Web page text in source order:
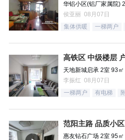
华铝小区(铝厂家属院)
侯亚丽 08月07日
集体供暖 一梯两户
高铁区 中级楼层
天地新城启承 2室 93㎡
李振红 08月07日
一梯两户 有电梯
范阳主路 品质小
惠友钻石广场 2室 95㎡